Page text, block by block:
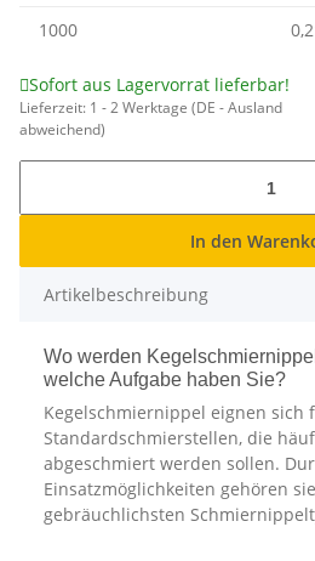
1000
Sofort aus Lagervorrat lieferbar!
Lieferzeit: 1 - 2 Werktage (DE - Ausland
abweichend)
In den
Artikelbeschreibung
Wo werden
welche Aufgabe haben Sie?
Kegelschmiernippel eignen sich
Standardschmierstellen, die
abgeschmiert werden sollen.
Einsatzmöglichkeiten gehören
gebräuchlichsten